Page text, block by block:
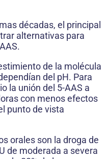
décadas, el principal
alternativas para
de la molécula
del pH. Para
la unión del 5-AAS a
con menos efectos
punto de vista
orales son la droga de
de moderada a severa